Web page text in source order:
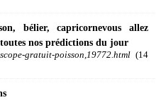
bélier, capricornevous allez
nos prédictions du jour
gratuit-poisson,19772.html (14